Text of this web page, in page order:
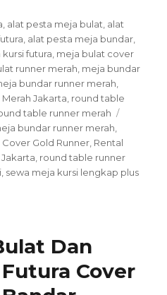
alat pesta meja bulat alat
alat pesta meja bundar
futura meja bulat cover
runner merah meja bundar
bundar runner merah
Jakarta round table
table runner merah
bundar runner merah
Gold Runner Rental
round table runner
sewa meja kursi lengkap plus
Dan
Cover